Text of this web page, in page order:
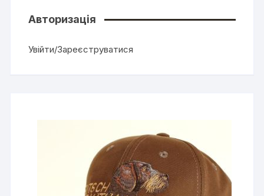
Авторизація
Увійти/Зареєструватися